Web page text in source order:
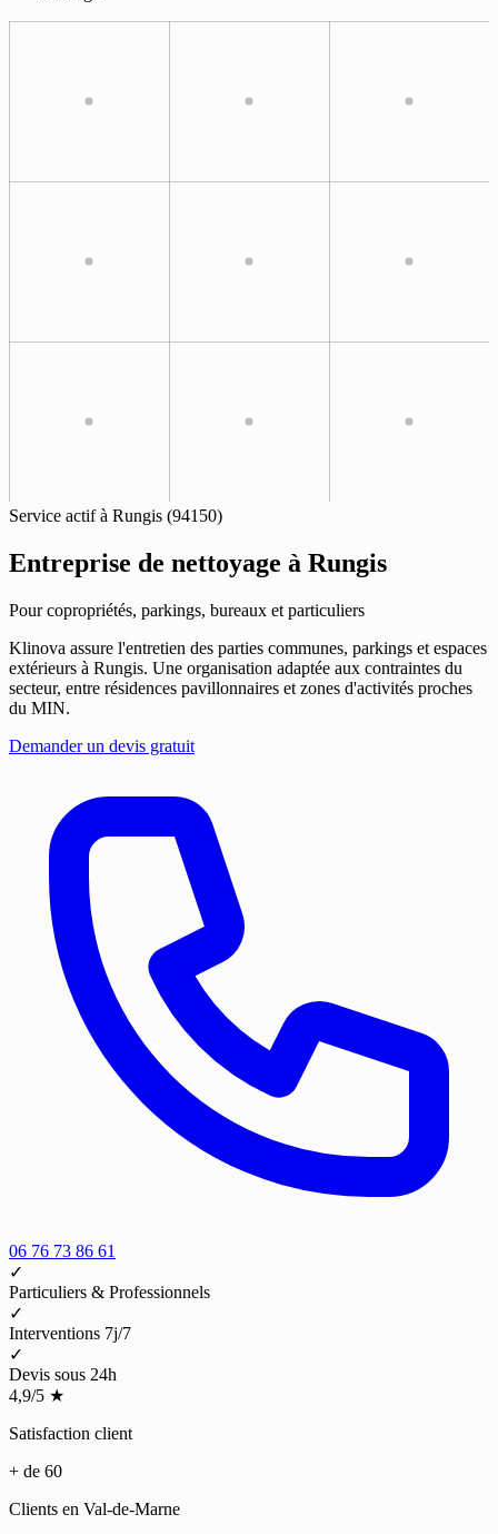
Service actif à Rungis (94150)
Entreprise de nettoyage à Rungis
Pour copropriétés, parkings, bureaux et particuliers
Klinova assure l'entretien des parties communes, parkings et espaces
extérieurs à Rungis. Une organisation adaptée aux contraintes du
secteur, entre résidences pavillonnaires et zones d'activités proches
du MIN.
Demander un devis gratuit
06 76 73 86 61
✓
Particuliers & Professionnels
✓
Interventions 7j/7
✓
Devis sous 24h
4,9/5 ★
Satisfaction client
+ de 60
Clients en Val-de-Marne